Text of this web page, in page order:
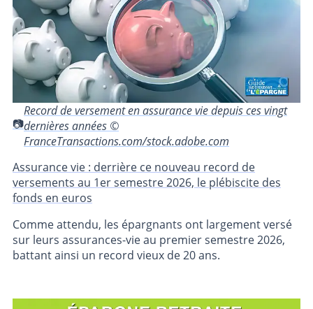
Record de versement en assurance vie depuis ces vingt
dernières années ©
FranceTransactions.com/stock.adobe.com
Assurance vie : derrière ce nouveau record de
versements au 1er semestre 2026, le plébiscite des
fonds en euros
Comme attendu, les épargnants ont largement versé
sur leurs assurances-vie au premier semestre 2026,
battant ainsi un record vieux de 20 ans.